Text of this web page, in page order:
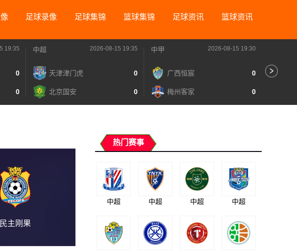
足球录像 足球集锦 篮球集锦 足球资讯 篮球资讯
19:35
0
0
中超 2026-08-15 19:35
天津津门虎 0
北京国安 0
中甲 2026-08-15 19:30
广西恒宸 0
梅州客家 0
民主刚果
热门赛事
中超 中超 中超 中超